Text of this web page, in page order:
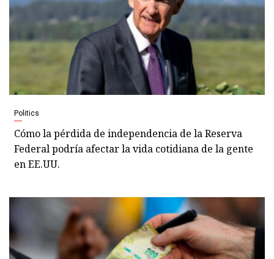
Politics
Cómo la pérdida de independencia de la Reserva
Federal podría afectar la vida cotidiana de la gente
en EE.UU.